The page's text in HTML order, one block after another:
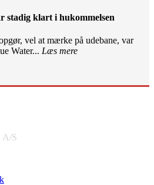
stadig klart i hukommelsen
vel at mærke på udebane, var
Water... Læs mere
A/S